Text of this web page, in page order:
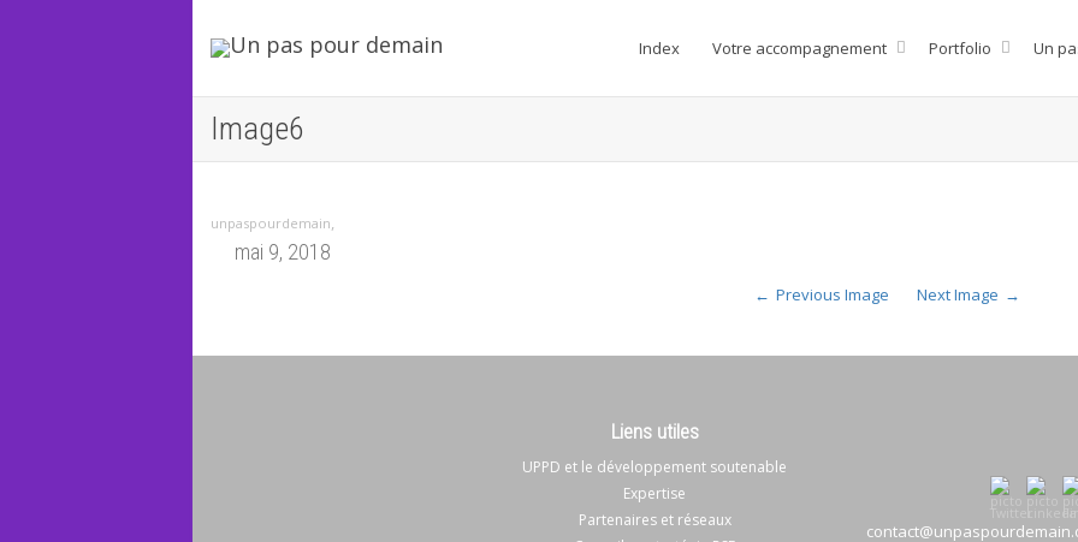
Index Votre accompagnement Portfolio Un
Image6
unpaspourdemain,
mai 9, 2018
Previous Image Next Image
Liens utiles
UPPD et le développement soutenable
Expertise
Partenaires et réseaux